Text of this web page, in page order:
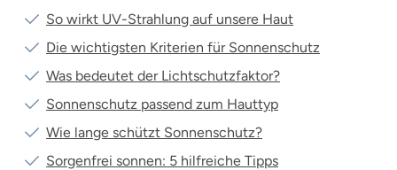
So wirkt UV-Strahlung auf unsere Haut
Die wichtigsten Kriterien für Sonnenschutz
Was bedeutet der Lichtschutzfaktor?
Sonnenschutz passend zum Hauttyp
Wie lange schützt Sonnenschutz?
Sorgenfrei sonnen: 5 hilfreiche Tipps